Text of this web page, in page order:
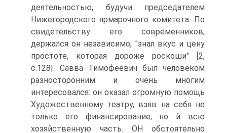
деятельностью, будучи председателем
Нижегородского ярмарочного комитета. По
свидетельству его современников,
держался он независимо, "знал вкус и цену
простоте, которая дороже роскоши" [2,
с.128|. Савва Тимофеевич был человеком
разносторонним и очень многим
интересовался: он оказал огромную помощь
Художественному театру, взяв на себя не
только его финансирование, но й всю
хозяйственную часть. ОН обстоятельно